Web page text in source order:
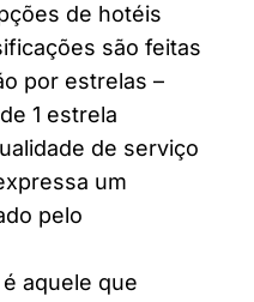
de hotéis
são feitas
por estrelas –
1 estrela
de serviço
um
pelo
aquele que